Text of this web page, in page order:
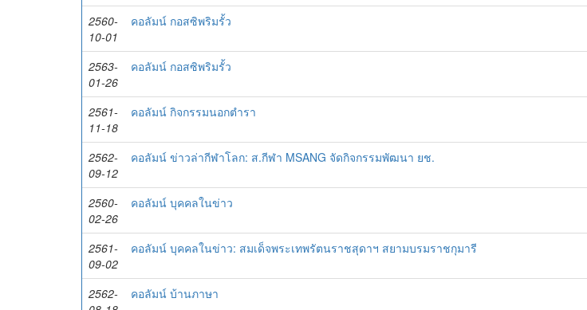
2560-
10-01
คอลัมน์ กอสซิพริมรั้ว
2563-
01-26
คอลัมน์ กอสซิพริมรั้ว
2561-
11-18
คอลัมน์ กิจกรรมนอกตำรา
2562-
09-12
คอลัมน์ ข่าวล่ากีฬาโลก: ส.กีฬา MSANG จัดกิจกรรมพัฒนา ยช.
2560-
02-26
คอลัมน์ บุคคลในข่าว
2561-
09-02
คอลัมน์ บุคคลในข่าว: สมเด็จพระเทพรัตนราชสุดาฯ สยามบรมราชกุมารี
2562-
คอลัมน์ บ้านภาษา